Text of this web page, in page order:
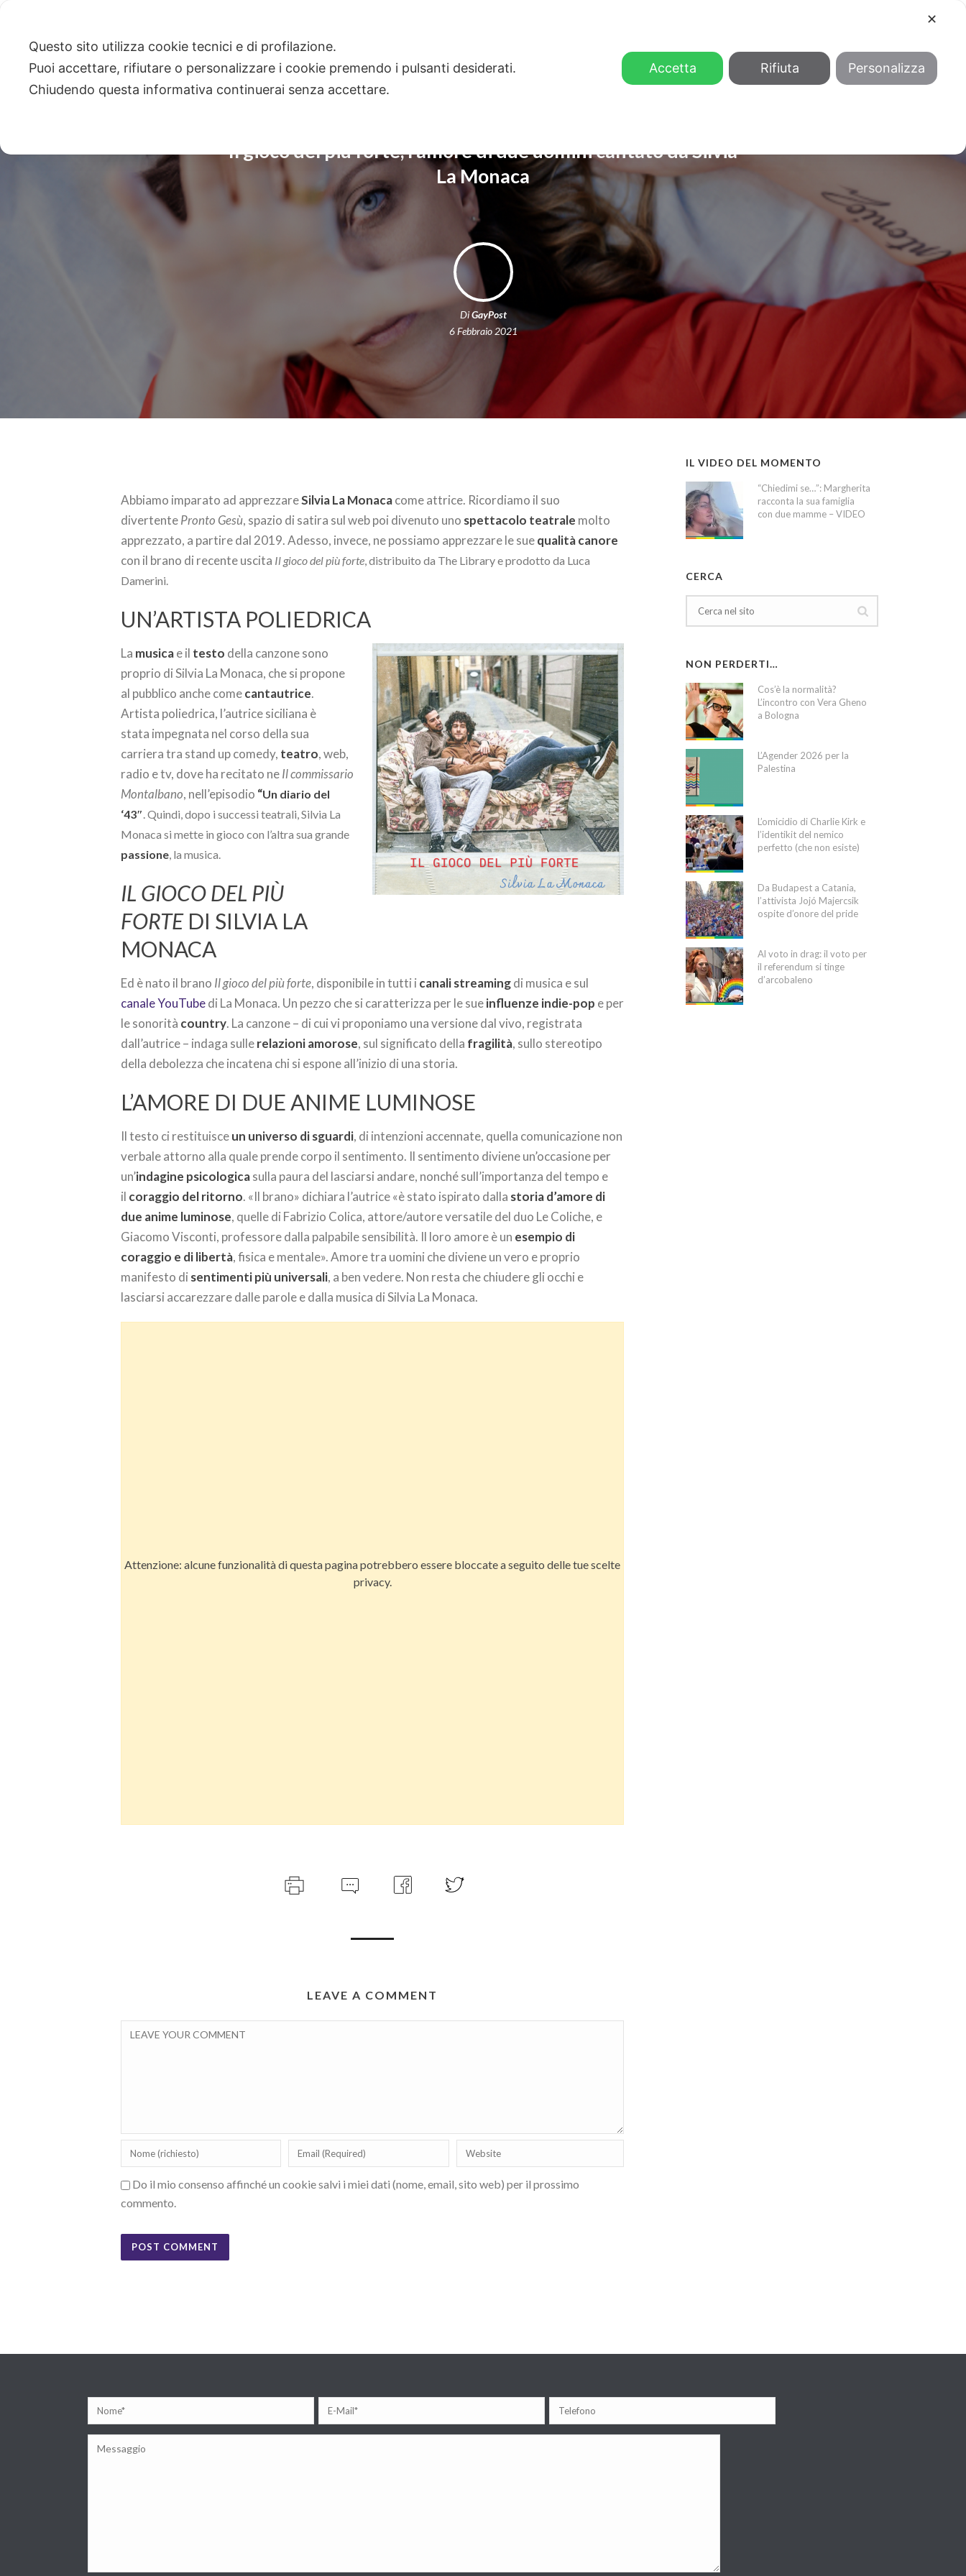
Il gioco del più forte, l’amore di due uomini cantato da Silvia
La Monaca
DiGayPost
6 Febbraio 2021
Abbiamo imparato ad apprezzareSilvia La Monacacome attrice. Ricordiamo il suo
divertentePronto Gesù, spazio di satira sul web poi divenuto uno spettacolo teatrale molto
apprezzato, a partire dal 2019. Adesso, invece, ne possiamo apprezzare le suequalità canore
con il brano di recente uscita Il gioco del più forte,distribuito da The Library e prodotto da Luca
Damerini.
UN’ARTISTA POLIEDRICA
La musicae il testo della canzone sono
proprio di Silvia La Monaca, che si propone
al pubblico anche comecantautrice.
Artista poliedrica, l’autrice siciliana è
stata impegnata nel corso della sua
carriera tra stand up comedy, teatro, web,
radio e tv, dove ha recitato neIl commissario
Montalbano, nell’episodio “Un diario del
‘43″. Quindi, dopo i successi teatrali, Silvia La
Monaca si mette in gioco con l’altra sua grande
passione, la musica.
IL GIOCO DEL PIÙ
FORTE DI SILVIA LA
MONACA
Ed è nato il brano Il gioco del più forte, disponibile in tutti i canali streamingdi musica e sul
canale YouTubedi La Monaca. Un pezzo che si caratterizza per le sueinfluenze indie-pop e per
le sonorità country. La canzone – di cui vi proponiamo una versione dal vivo, registrata
dall’autrice – indaga sullerelazioni amorose, sul significato della fragilità, sullo stereotipo
della debolezza che incatena chi si espone all’inizio di una storia.
L’AMORE DI DUE ANIME LUMINOSE
Il testo ci restituisceun universo di sguardi, di intenzioni accennate, quella comunicazione non
verbale attorno alla quale prende corpo il sentimento. Il sentimento diviene un’occasione per
un’indagine psicologicasulla paura del lasciarsi andare, nonché sull’importanza del tempo e
il coraggio del ritorno. «Il brano» dichiara l’autrice «è stato ispirato dalla storia d’amore di
due anime luminose, quelle di Fabrizio Colica, attore/autore versatile del duo Le Coliche, e
Giacomo Visconti, professore dalla palpabile sensibilità. Il loro amore è un esempio di
coraggio e di libertà, fisica e mentale». Amore tra uomini che diviene un vero e proprio
manifesto di sentimenti più universali, a ben vedere. Non resta che chiudere gli occhi e
lasciarsi accarezzare dalle parole e dalla musica di Silvia La Monaca.
Attenzione: alcune funzionalità di questa pagina potrebbero essere bloccate a seguito delle tue scelte
privacy.
LEAVE A COMMENT
Do il mio consenso affinché un cookie salvi i miei dati (nome, email, sito web) per il prossimo
commento.
IL VIDEO DEL MOMENTO
“Chiedimi se…”: Margherita
racconta la sua famiglia
con due mamme – VIDEO
CERCA
NON PERDERTI…
Cos’è la normalità?
L’incontro con Vera Gheno
a Bologna
L’Agender 2026 per la
Palestina
L’omicidio di Charlie Kirk e
l’identikit del nemico
perfetto (che non esiste)
Da Budapest a Catania,
l’attivista Jojó Majercsik
ospite d’onore del pride
Al voto in drag: il voto per
il referendum si tinge
d’arcobaleno
✕
Questo sito utilizza cookie tecnici e di profilazione.
Puoi accettare, rifiutare o personalizzare i cookie premendo i pulsanti desiderati.
Chiudendo questa informativa continuerai senza accettare.
Accetta Rifiuta Personalizza